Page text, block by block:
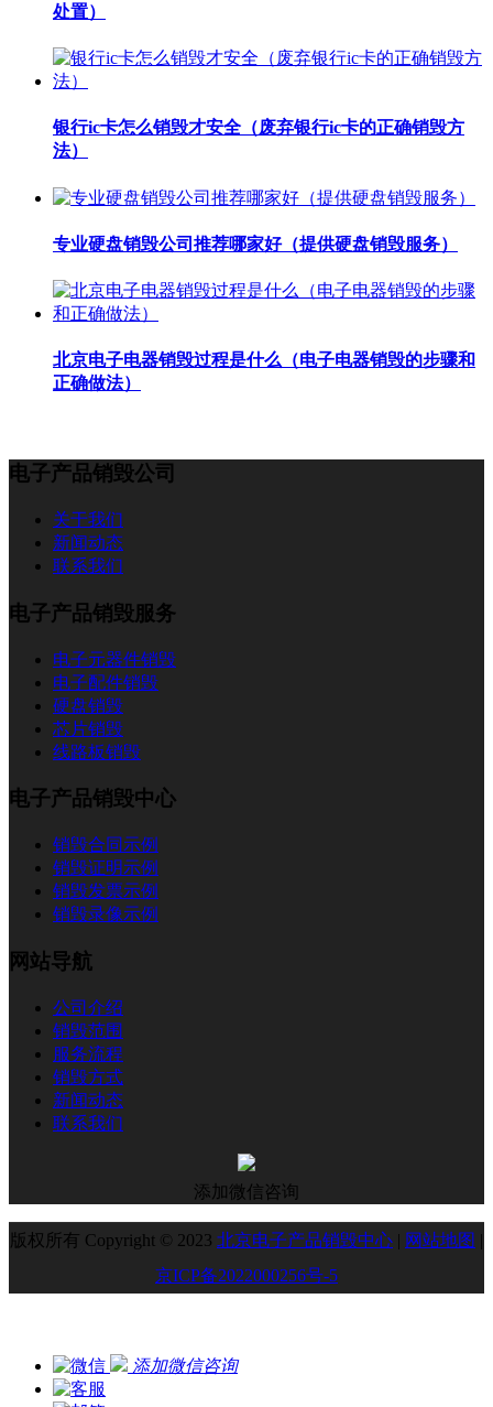
处置）
银行ic卡怎么销毁才安全（废弃银行ic卡的正确销毁方
法）
专业硬盘销毁公司推荐哪家好（提供硬盘销毁服务）
北京电子电器销毁过程是什么（电子电器销毁的步骤和
正确做法）
电子产品销毁公司
关于我们
新闻动态
联系我们
电子产品销毁服务
电子元器件销毁
电子配件销毁
硬盘销毁
芯片销毁
线路板销毁
电子产品销毁中心
销毁合同示例
销毁证明示例
销毁发票示例
销毁录像示例
网站导航
公司介绍
销毁范围
服务流程
销毁方式
新闻动态
联系我们
添加微信咨询
版权所有 Copyright © 2023 北京电子产品销毁中心 | 网站地图 |
京ICP备2022000256号-5
添加微信咨询